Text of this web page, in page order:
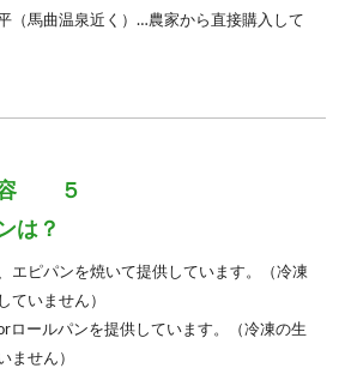
（馬曲温泉近く）…農家から直接購入して
容 ５
は？
エピパンを焼いて提供しています。（冷凍
ていません）
ロールパンを提供しています。（冷凍の生
ません）